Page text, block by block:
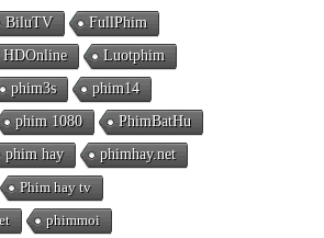
BiluTV
FullPhim
HDOnline
Luotphim
phim3s
phim14
phim 1080
PhimBatHu
phim hay
phimhay.net
Phim hay tv
phimmoi